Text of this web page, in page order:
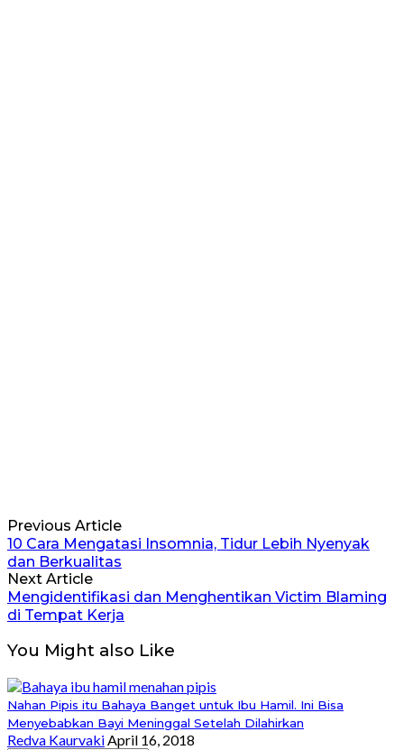
Previous Article
10 Cara Mengatasi Insomnia, Tidur Lebih Nyenyak
dan Berkualitas
Next Article
Mengidentifikasi dan Menghentikan Victim Blaming
di Tempat Kerja
You Might also Like
Nahan Pipis itu Bahaya Banget untuk Ibu Hamil. Ini Bisa
Menyebabkan Bayi Meninggal Setelah Dilahirkan
Redva KaurvakiApril 16, 2018